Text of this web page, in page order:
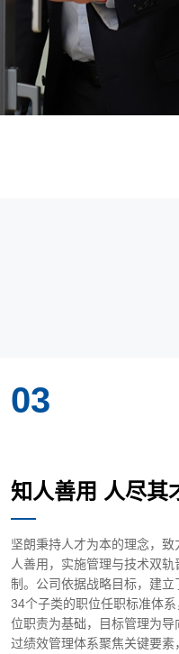
03
知人善用 人尽其
坚朗秉持人才为本的理念，致
人善用，实施管理与技术双轨
制。公司依据战略目标，建立
34个子类的职位任职标准体系
位职责为基础，目标管理为导
过绩效管理体系聚焦关键要素